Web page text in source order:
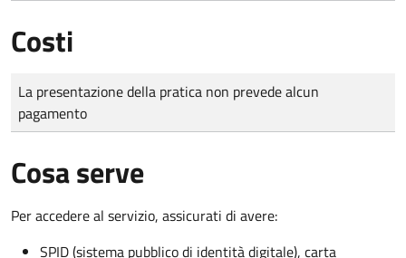
Costi
Tipo di pagamento
Importo
La presentazione della pratica non prevede alcun
pagamento
Cosa serve
Per accedere al servizio, assicurati di avere:
SPID (sistema pubblico di identità digitale), carta